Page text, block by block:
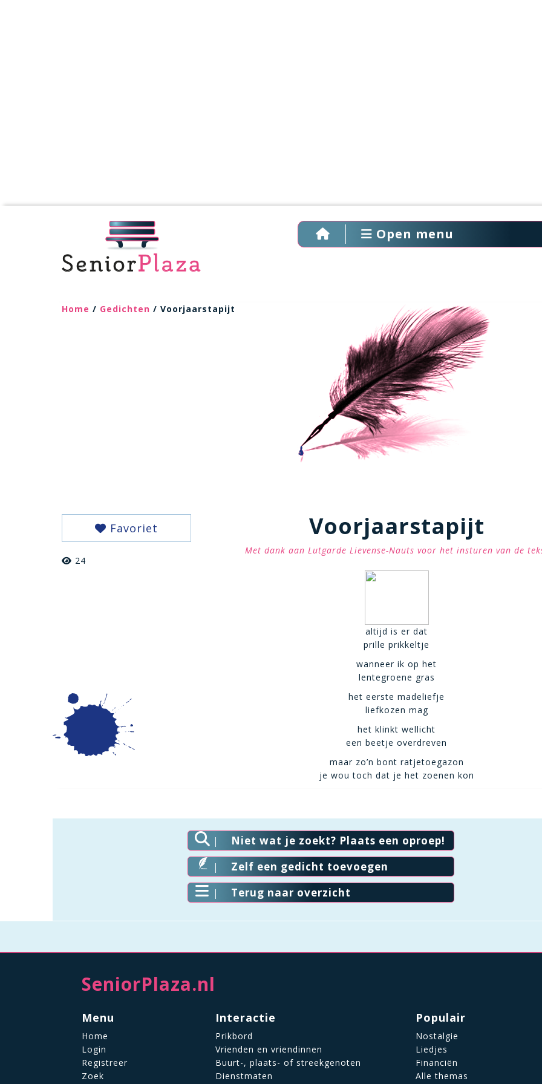
Open menu
Home / Gedichten / Voorjaarstapijt
Favoriet
24
Voorjaarstapijt
Met dank aan Lutgarde Lievense-Nauts voor het insturen van de
altijd is er dat
prille prikkeltje
wanneer ik op het
lentegroene gras
het eerste madeliefje
liefkozen mag
het klinkt wellicht
een beetje overdreven
maar zo’n bont ratjetoegazon
je wou toch dat je het zoenen kon
Niet wat je zoekt? Plaats een oproep!
Zelf een gedicht toevoegen
Terug naar overzicht
SeniorPlaza.nl
Menu
Home
Login
Registreer
Zoek
Interactie
Prikbord
Vrienden en vriendinnen
Buurt-, plaats- of streekgenoten
Dienstmaten
Populair
Nostalgie
Liedjes
Financiën
Alle themas